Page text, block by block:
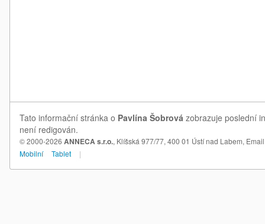
Tato informační stránka o Pavlína Šobrová zobrazuje poslední
není redigován.
© 2000-2026 ANNECA s.r.o., Klíšská 977/77, 400 01 Ústí nad Labem,
Mobilní
Tablet |